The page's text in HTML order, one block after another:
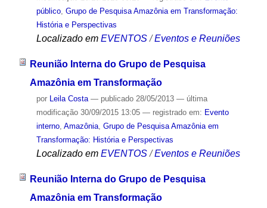
público, Grupo de Pesquisa Amazônia em Transformação:
História e Perspectivas
Localizado em EVENTOS /Eventos e Reuniões
Reunião Interna do Grupo de Pesquisa
Amazônia em Transformação
por Leila Costa — publicado28/05/2013 — última
modificação30/09/2015 13:05 — registrado em: Evento
interno, Amazônia, Grupo de Pesquisa Amazônia em
Transformação: História e Perspectivas
Localizado em EVENTOS /Eventos e Reuniões
Reunião Interna do Grupo de Pesquisa
Amazônia em Transformação